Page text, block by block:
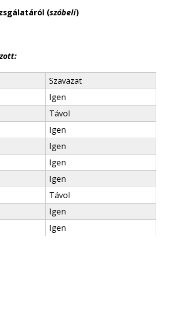
(szóbeli)
Szavazat
Igen
Távol
Igen
Igen
Igen
Igen
Távol
Igen
Igen